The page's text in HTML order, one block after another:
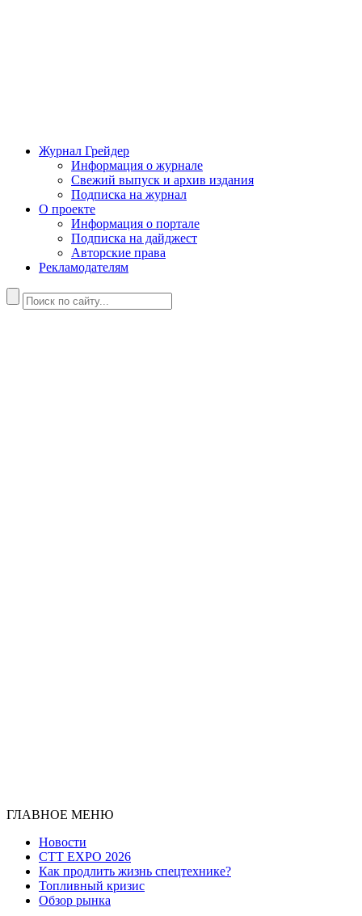
Журнал Грейдер
Информация о журнале
Свежий выпуск и архив издания
Подписка на журнал
О проекте
Информация о портале
Подписка на дайджест
Авторские права
Рекламодателям
ГЛАВНОЕ МЕНЮ
Новости
CTT EXPO 2026
Как продлить жизнь спецтехнике?
Топливный кризис
Обзор рынка